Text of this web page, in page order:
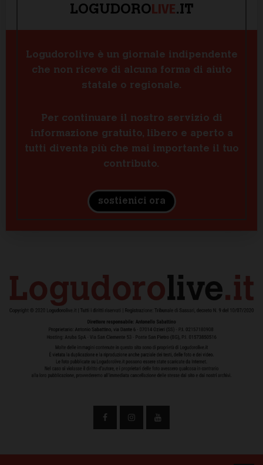
LOGUDOROLIVE.IT
Logudorolive è un giornale indipendente
che non riceve di alcuna forma di aiuto
statale o regionale.
Per continuare il nostro servizio di
informazione gratuito, libero e aperto a
tutti diventa più che mai importante il tuo
contributo.
sostienici ora